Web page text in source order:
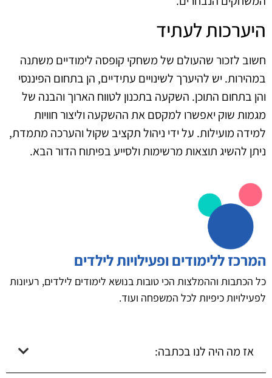
היערכות לעתיד
חשוב לזכור שהעולם של משחקי קופסה לימודיים משתנה
במהירות. יש להיערך לשינויים עתידיים, הן בתחום הפיננסי
והן בתחום התוכן. השקעה בתכנון לטווח הארוך והבנה של
מגמות שוק יאפשרו למקסם את ההשקעה וליצור חוויות
למידה מועילות. על ידי ניהול תקציב שקול והערכה מתמדת,
ניתן להשיג תוצאות מרשימות ולסייע בפיתוח הדור הבא.
המרכז ללימודים ופעילויות לילדים
כל הכתבות וההמלצות הכי טובות בנושא לימודים לילדים, רעיונות
לפעילויות כיפיות לכל המשפחה ועוד.
אז מה היה לנו בכתבה: